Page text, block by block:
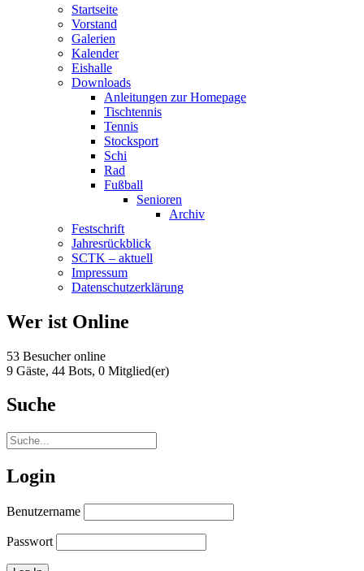
Startseite
Vorstand
Galerien
Kalender
Eishalle
Downloads
Anleitungen zur Homepage
Tischtennis
Tennis
Stocksport
Schi
Rad
Fußball
Senioren
Archiv
Festschrift
Jahresrückblick
SCTK – aktuell
Impressum
Datenschutzerklärung
Wer ist Online
53 Besucher online
9 Gäste, 44 Bots, 0 Mitglied(er)
Suche
Login
Benutzername
Passwort